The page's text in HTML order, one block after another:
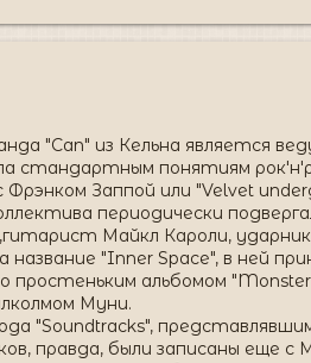
"Can" из Кельна является
стандартным понятиям
Заппой или "Velvet
периодически
Майкл Кароли, ударник
название "Inner Space", в ней
простеньким альбомом
Муни.
"Soundtracks",
правда, были записаны еще